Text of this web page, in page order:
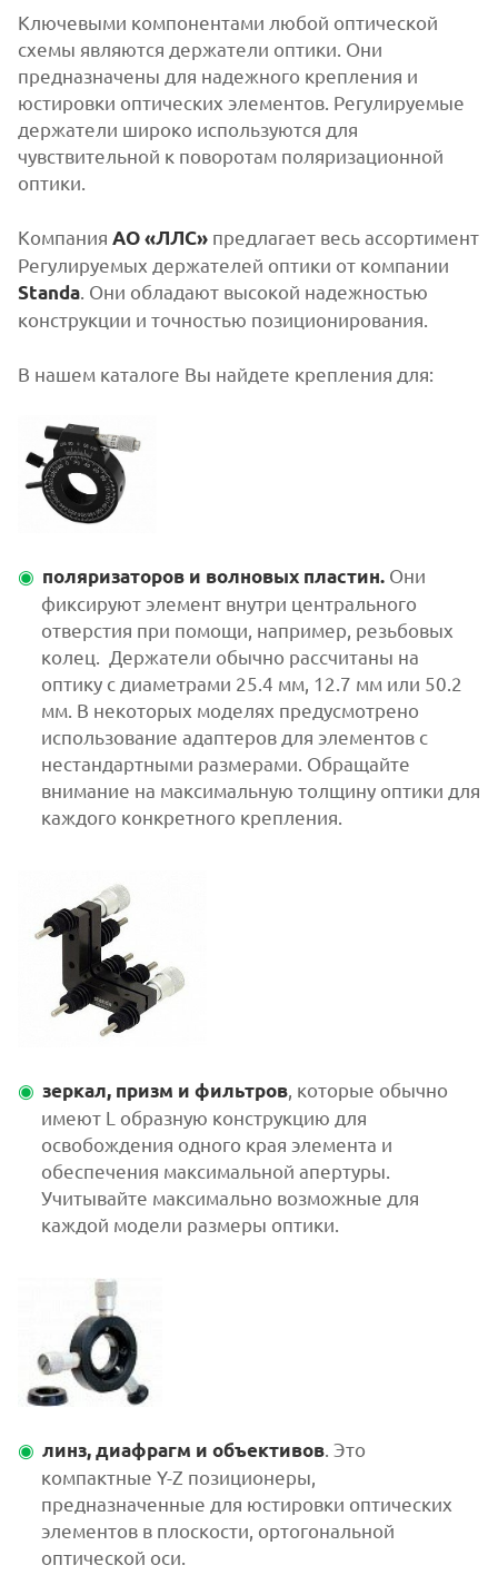
Ключевыми компонентами любой оптической
схемы являются держатели оптики. Они
предназначены для надежного крепления и
юстировки оптических элементов. Регулируемые
держатели широко используются для
чувствительной к поворотам поляризационной
оптики.
Компания АО «ЛЛС» предлагает весь ассортимент
Регулируемых держателей оптики от компании
Standa . Они обладают высокой надежностью
конструкции и точностью позиционирования.
В нашем каталоге Вы найдете крепления для:
поляризаторов и волновых пластин. Они
фиксируют элемент внутри центрального
отверстия при помощи, например, резьбовых
колец. Держатели обычно рассчитаны на
оптику с диаметрами 25.4 мм, 12.7 мм или 50.2
мм. В некоторых моделях предусмотрено
использование адаптеров для элементов с
нестандартными размерами. Обращайте
внимание на максимальную толщину оптики для
каждого конкретного крепления.
зеркал, призм и фильтров , которые обычно
имеют L образную конструкцию для
освобождения одного края элемента и
обеспечения максимальной апертуры.
Учитывайте максимально возможные для
каждой модели размеры оптики.
линз, диафрагм и объективов . Это
компактные Y-Z позиционеры,
предназначенные для юстировки оптических
элементов в плоскости, ортогональной
оптической оси.